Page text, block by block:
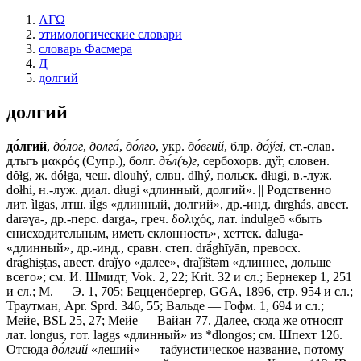
ΛΓΩ
этимологические словари
словарь Фасмера
Д
долгий
долгий
до́лгий, до́лог, долга́, до́лго, укр. до́вгий, блр. до́ўгi, ст.-слав.
длъгъ μακρός (Супр.), болг. дъ́л(ъ)г, сербохорв. ду̏г, словен.
dȏɫg, ж. dóɫga, чеш. dlouhý, слвц. dlhý, польск. długi, в.-луж.
dołhi, н.-луж. диал. długi «длинный, долгий». || Родственно
лит. ìlgas, лтш. il̃gs «длинный, долгий», др.-инд. dīrghás, авест.
darǝɣa-, др.-перс. darga-, греч. δολιχός, лат. indulgeō «быть
снисходительным, иметь склонность», хеттск. daluga-
«длинный», др.-инд., сравн. степ. drā́ghīyān, превосх.
drā́ghiṣṭas, авест. drāǰyō «далее», drāǰištǝm «длиннее, дольше
всего»; см. И. Шмидт, Vok. 2, 22; Krit. 32 и сл.; Бернекер 1, 251
и сл.; М. — Э. 1, 705; Бецценбергер, GGA, 1896, стр. 954 и сл.;
Траутман, Apr. Sprd. 346, 55; Вальде — Гофм. 1, 694 и сл.;
Мейе, BSL 25, 27; Мейе — Вайан 77. Далее, сюда же относят
лат. longus, гот. laggs «длинный» из *dlongos; см. Шпехт 126.
Отсюда до́лгий «леший» — табуистическое название, потому